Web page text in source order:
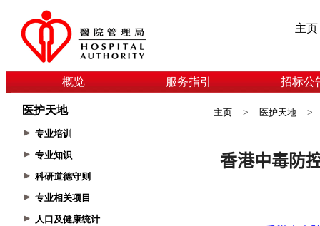
主页
概览 服务指引 招标公
医护天地
专业培训
专业知识
科研道德守则
专业相关项目
人口及健康统计
主页 > 医护天地 >